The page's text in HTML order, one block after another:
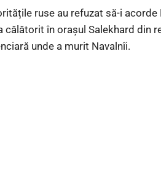
ruse au refuzat să-i
călătorit în orașul Salekhard din
unde a murit Navalnîi.